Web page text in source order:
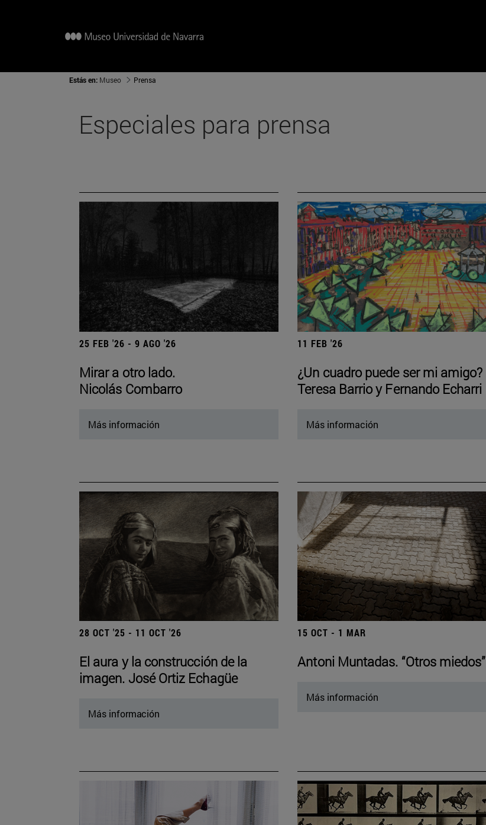
Estás en: Museo Prensa
Especiales para prensa
25 FEB '26 - 9 AGO '26
Mirar a otro lado.
Nicolás Combarro
Más información
11 FEB '26
¿Un cuadro puede ser mi amigo?
Teresa Barrio y Fernando Echarri
Más información
28 OCT '25 - 11 OCT '26
El aura y la construcción de la
imagen. José Ortiz Echagüe
Más información
15 OCT - 1 MAR
Antoni Muntadas. “Otros miedos”
Más información